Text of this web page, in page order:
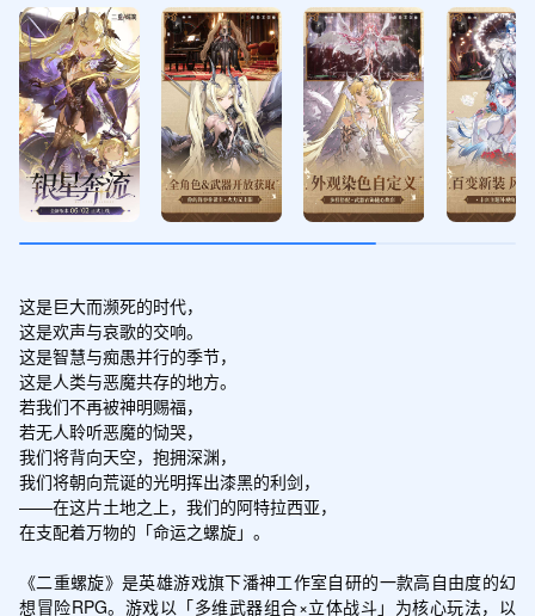
这是巨大而濒死的时代，
这是欢声与哀歌的交响。
这是智慧与痴愚并行的季节，
这是人类与恶魔共存的地方。
若我们不再被神明赐福，
若无人聆听恶魔的恸哭，
我们将背向天空，抱拥深渊，
我们将朝向荒诞的光明挥出漆黑的利剑，
——在这片土地之上，我们的阿特拉西亚，
在支配着万物的「命运之螺旋」。
《二重螺旋》是英雄游戏旗下潘神工作室自研的一款高自由度的幻
想冒险RPG。游戏以「多维武器组合×立体战斗」为核心玩法，以